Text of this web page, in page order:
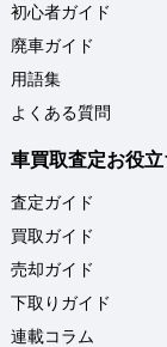
初心者ガイド
廃車ガイド
用語集
よくある質問
車買取査定お役
査定ガイド
買取ガイド
売却ガイド
下取りガイド
連載コラム